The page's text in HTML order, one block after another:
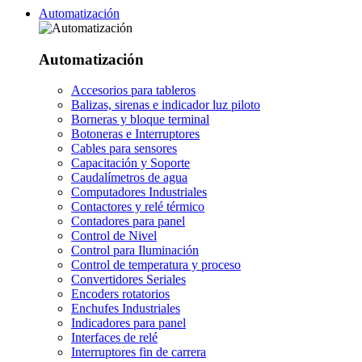
Automatización
Automatización
Accesorios para tableros
Balizas, sirenas e indicador luz piloto
Borneras y bloque terminal
Botoneras e Interruptores
Cables para sensores
Capacitación y Soporte
Caudalímetros de agua
Computadores Industriales
Contactores y relé térmico
Contadores para panel
Control de Nivel
Control para Iluminación
Control de temperatura y proceso
Convertidores Seriales
Encoders rotatorios
Enchufes Industriales
Indicadores para panel
Interfaces de relé
Interruptores fin de carrera